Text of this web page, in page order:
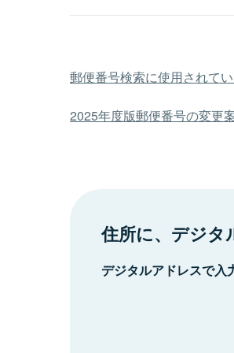
郵便番号検索に使用されて
2025年度版郵便番号の変更
住所に、デジタ
デジタルアドレスで入